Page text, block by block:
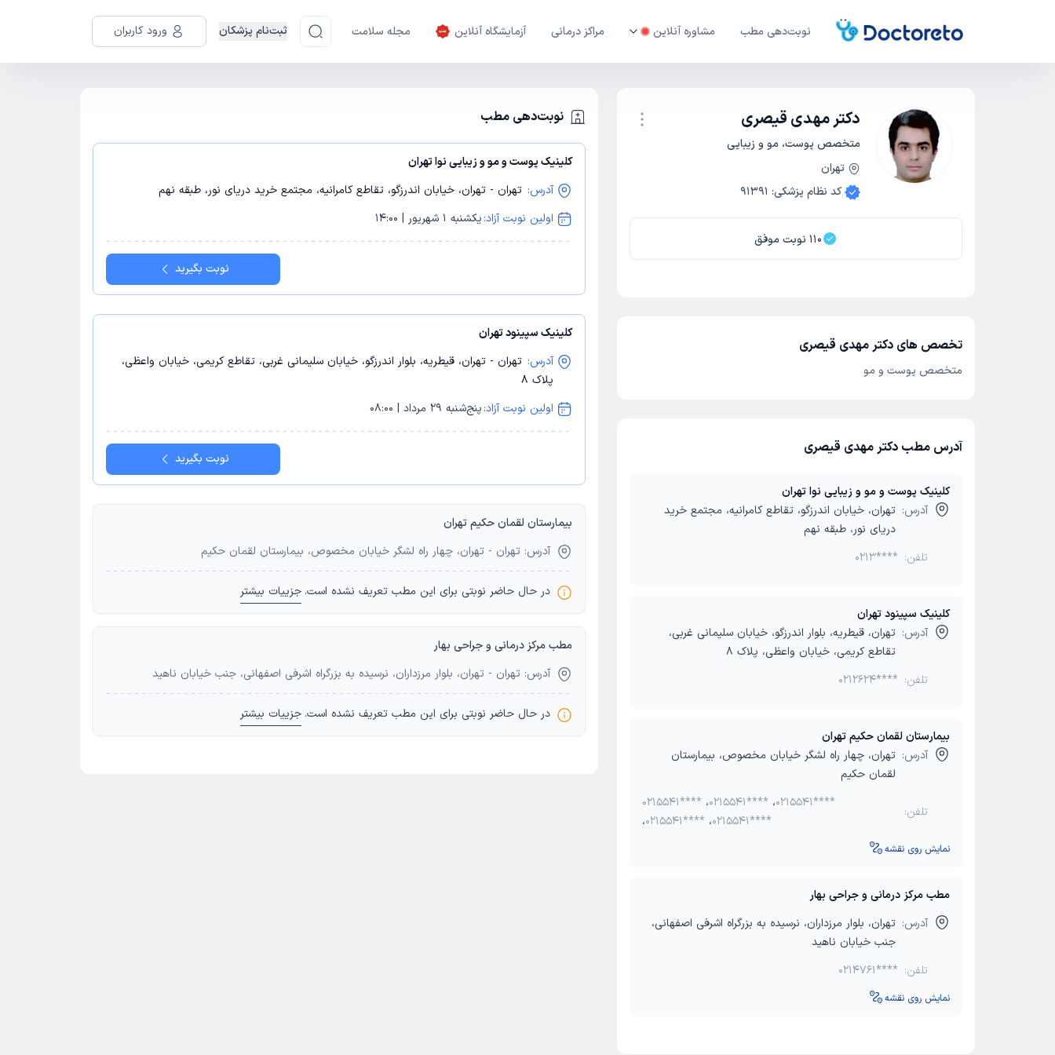
نوبت‌دهی مطب مشاوره آنلاین مراکز درمانی آزمایشگاه آنلاین مجله سلامت ثبت‌نام پزشکان ورود کاربران
دکتر مهدی قیصری
متخصص پوست، مو و زیبایی
تهران
کد نظام پزشکی:
91391
110 نوبت موفق
نوبت‌دهی مطب
کلینیک پوست و مو و زیبایی نوا تهران
آدرس: تهران - تهران، خیابان اندرزگو، تقاطع کامرانیه، مجتمع خرید دریای نور، طبقه نهم
اولین نوبت آزاد:یکشنبه 1 شهریور | 14:00
نوبت بگیرید
کلینیک سپینود تهران
آدرس: تهران - تهران، قیطریه، بلوار اندرزگو، خیابان سلیمانی غربی، تقاطع کریمی، خیابان واعظی،
پلاک 8
اولین نوبت آزاد:پنج‌شنبه 29 مرداد | 08:00
نوبت بگیرید
بیمارستان لقمان حکیم تهران
آدرس: تهران - تهران، چهار راه لشگر خیابان مخصوص، بیمارستان لقمان حکیم
در حال حاضر نوبتی برای این مطب تعریف نشده است. جزییات بیشتر
مطب مرکز درمانی و جراحی بهار
آدرس: تهران - تهران، بلوار مرزداران، نرسیده به بزرگراه اشرفی اصفهانی، جنب خیابان ناهید
در حال حاضر نوبتی برای این مطب تعریف نشده است. جزییات بیشتر
تخصص های دکتر مهدی قیصری
متخصص پوست و مو
آدرس مطب دکتر مهدی قیصری
کلینیک پوست و مو و زیبایی نوا تهران
آدرس: تهران، خیابان اندرزگو، تقاطع کامرانیه، مجتمع خرید
دریای نور، طبقه نهم
تلفن: 0213****
کلینیک سپینود تهران
آدرس: تهران، قیطریه، بلوار اندرزگو، خیابان سلیمانی غربی،
تقاطع کریمی، خیابان واعظی، پلاک 8
تلفن: 0212624****
بیمارستان لقمان حکیم تهران
آدرس: تهران، چهار راه لشگر خیابان مخصوص، بیمارستان
لقمان حکیم
تلفن:
0215541**** ،0215541**** ،0215541****
،0215541**** ،0215541****
نمایش روی نقشه
مطب مرکز درمانی و جراحی بهار
آدرس: تهران، بلوار مرزداران، نرسیده به بزرگراه اشرفی اصفهانی،
جنب خیابان ناهید
تلفن: 0214761****
نمایش روی نقشه